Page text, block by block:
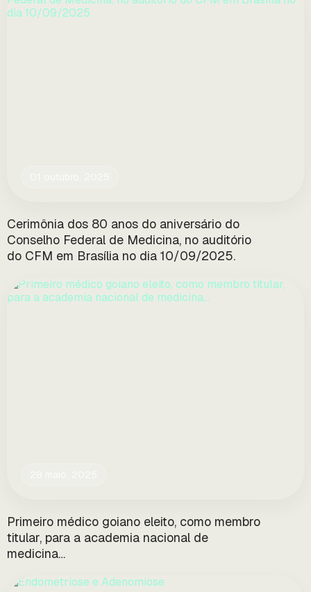
Cerimônia dos 80 anos do aniversário do
Conselho Federal de Medicina, no auditório
do CFM em Brasília no dia 10/09/2025.
Primeiro médico goiano eleito, como membro
titular, para a academia nacional de
medicina…